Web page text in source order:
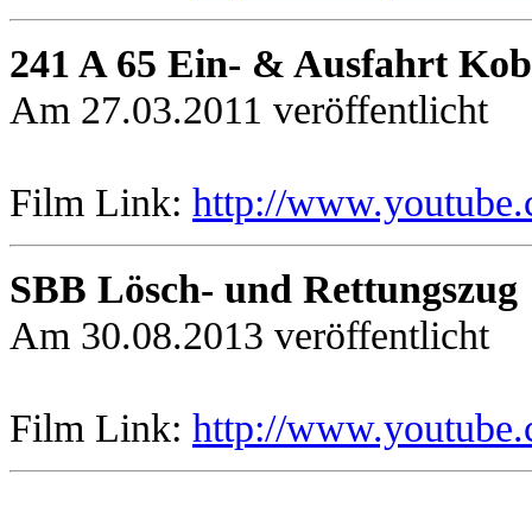
241 A 65 Ein- & Ausfahrt
Am 27.03.2011 veröffentlicht
Film Link: http://
SBB Lösch- und Rettungszug
Am 30.08.2013 veröffentlicht
Film Link: http://